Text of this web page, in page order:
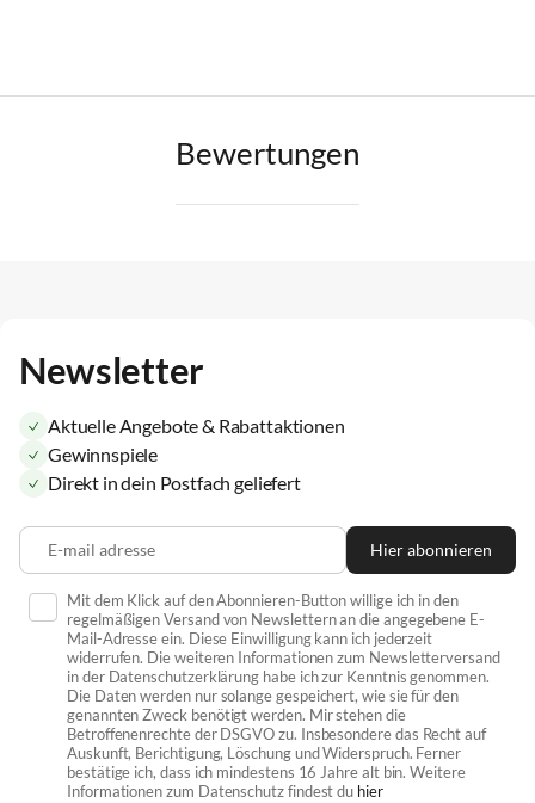
Bewertungen
Newsletter
Aktuelle Angebote & Rabattaktionen
Gewinnspiele
Direkt in dein Postfach geliefert
E-mail adresse Hier abonnieren
Mit dem Klick auf den Abonnieren-Button willige ich in den
regelmäßigen Versand von Newslettern an die angegebene E-
Mail-Adresse ein. Diese Einwilligung kann ich jederzeit
widerrufen. Die weiteren Informationen zum Newsletterversand
in der Datenschutzerklärung habe ich zur Kenntnis genommen.
Die Daten werden nur solange gespeichert, wie sie für den
genannten Zweck benötigt werden. Mir stehen die
Betroffenenrechte der DSGVO zu. Insbesondere das Recht auf
Auskunft, Berichtigung, Löschung und Widerspruch. Ferner
bestätige ich, dass ich mindestens 16 Jahre alt bin. Weitere
Informationen zum Datenschutz findest du hier